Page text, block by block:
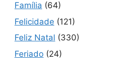
Família (64)
Felicidade (121)
Feliz Natal (330)
Feriado (24)